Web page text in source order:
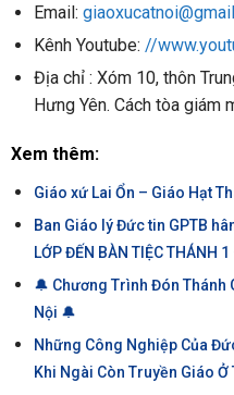
Email:
Kênh Youtube: //
Địa chỉ : Xóm 10, thôn
Hưng Yên. Cách tòa giám
Xem thêm:
Giáo xứ Lai Ổn – Giáo Hạt
Ban Giáo lý Đức tin GPTB
LỚP ĐẾN BÀN TIỆC THÁNH 1
🔔 Chương Trình Đón Thánh
Nội 🔔
Những Công Nghiệp Của
Khi Ngài Còn Truyền Giáo Ở